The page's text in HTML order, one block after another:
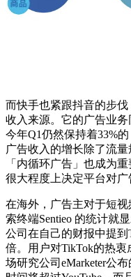
而快手也紧跟抖音的步
收入来源。它的广告业
今年Q1仍然保持着33%
广告收入的增长除了流
「内循环广告」也成为
很大程度上决定平台对广
在海外，广告主对于短
索终端Sentieo 的统计就
公司在自己的财报中提
倍。用户对TikTok的热
场研究公司eMarketer公